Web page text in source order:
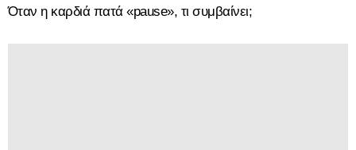
Όταν η καρδιά πατά «pause», τι συμβαίνει;